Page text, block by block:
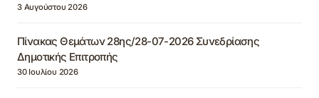
3 Αυγούστου 2026
Πίνακας Θεμάτων 28ης/28-07-2026 Συνεδρίασης
Δημοτικής Επιτροπής
30 Ιουλίου 2026